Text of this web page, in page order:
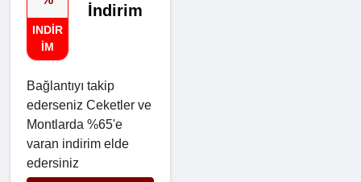
INDIR
IM
İndirim
Bağlantıyı takip
ederseniz Ceketler ve
Montlarda %65'e
varan indirim elde
edersiniz